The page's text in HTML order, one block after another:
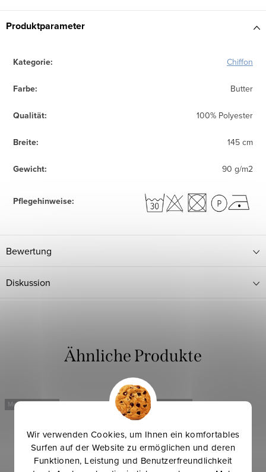
Wir verwenden Cookies, um Ihnen ein komfortables
Surfen auf der Website zu ermöglichen und deren
Funktionen, Leistung und Benutzerfreundlichkeit
Produktparameter
Kategorie: Chiffon
Farbe: Butter
Qualität: 100% Polyester
Breite: 145 cm
Gewicht: 90 g/m2
Pflegehinweise:
Bewertung
Diskussion
Mehr für weniger Mehr für weniger